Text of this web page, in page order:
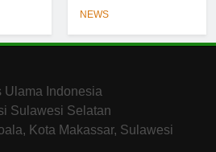
Bangun Sinergi
Tonasa
NEWS
Ulama Indonesia
Sulawesi Selatan
Kota Makassar, Sulawesi